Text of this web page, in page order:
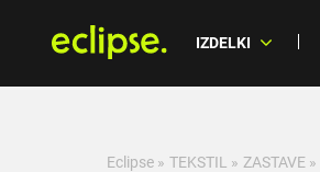
IZDELKI
Eclipse » TEKSTIL » ZASTAVE »